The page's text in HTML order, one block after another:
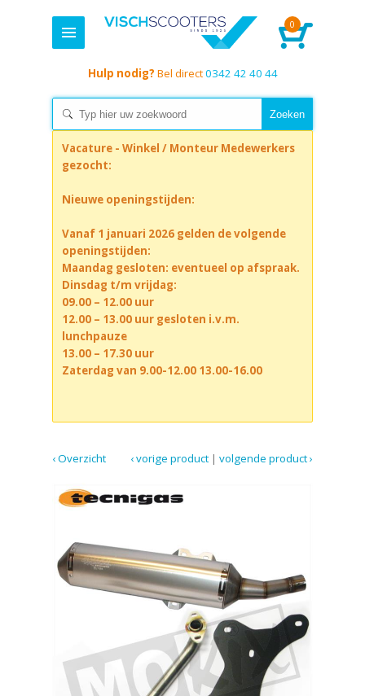
0
Hulp nodig? Bel direct0342 42 40 44
Vacature - Winkel / Monteur Medewerkers
gezocht:
Nieuwe openingstijden:
Vanaf 1 januari 2026 gelden de volgende
openingstijden:
Maandag gesloten: eventueel op afspraak.
Dinsdag t/m vrijdag:
09.00 – 12.00 uur
12.00 – 13.00 uur gesloten i.v.m.
lunchpauze
13.00 – 17.30 uur
Zaterdag van 9.00-12.00 13.00-16.00
‹ Overzicht volgende product ›
|
‹ vorige product